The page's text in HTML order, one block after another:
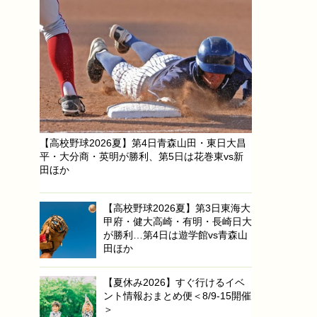
【高校野球2026夏】第4日青森山田・東日大昌
平・大分商・英明が勝利、第5日は花巻東vs新
田ほか
【高校野球2026夏】第3日東海大
甲府・健大高崎・有明・長崎日大
が勝利…第4日は遊学館vs青森山
田ほか
【夏休み2026】すぐ行けるイベ
ント情報おまとめ便＜8/9-15開催
＞